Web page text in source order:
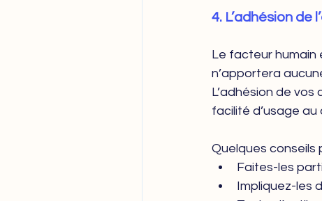
4. L’adhésion
Le facteur humain
n’apportera
L’adhésion de
facilité d’usage au
Quelques conseils
Faites-les
Impliquez-les